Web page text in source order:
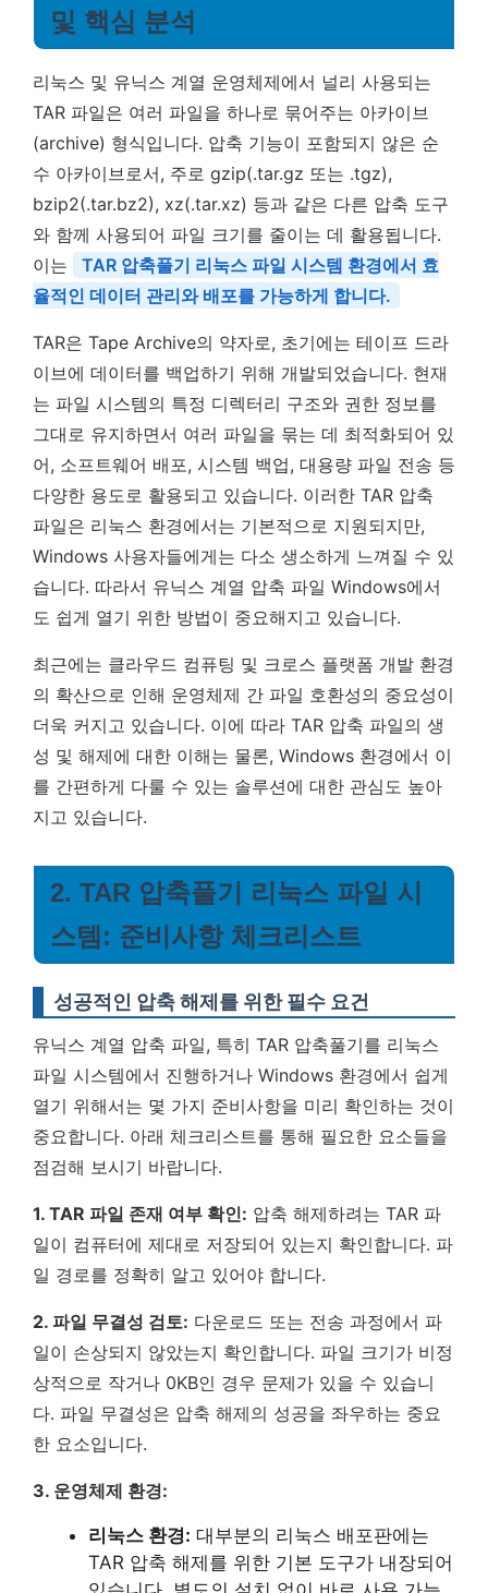
및 핵심 분석
리눅스 및 유닉스 계열 운영체제에서 널리 사용되는
TAR 파일은 여러 파일을 하나로 묶어주는 아카이브
(archive) 형식입니다. 압축 기능이 포함되지 않은 순
수 아카이브로서, 주로 gzip(.tar.gz 또는 .tgz),
bzip2(.tar.bz2), xz(.tar.xz) 등과 같은 다른 압축 도구
와 함께 사용되어 파일 크기를 줄이는 데 활용됩니다.
이는
TAR 압축풀기 리눅스 파일 시스템 환경에서 효
율적인 데이터 관리와 배포를 가능하게 합니다.
TAR은 Tape Archive의 약자로, 초기에는 테이프 드라
이브에 데이터를 백업하기 위해 개발되었습니다. 현재
는 파일 시스템의 특정 디렉터리 구조와 권한 정보를
그대로 유지하면서 여러 파일을 묶는 데 최적화되어 있
어, 소프트웨어 배포, 시스템 백업, 대용량 파일 전송 등
다양한 용도로 활용되고 있습니다. 이러한 TAR 압축
파일은 리눅스 환경에서는 기본적으로 지원되지만,
Windows 사용자들에게는 다소 생소하게 느껴질 수 있
습니다. 따라서 유닉스 계열 압축 파일 Windows에서
도 쉽게 열기 위한 방법이 중요해지고 있습니다.
최근에는 클라우드 컴퓨팅 및 크로스 플랫폼 개발 환경
의 확산으로 인해 운영체제 간 파일 호환성의 중요성이
더욱 커지고 있습니다. 이에 따라 TAR 압축 파일의 생
성 및 해제에 대한 이해는 물론, Windows 환경에서 이
를 간편하게 다룰 수 있는 솔루션에 대한 관심도 높아
지고 있습니다.
2. TAR 압축풀기 리눅스 파일 시
스템: 준비사항 체크리스트
성공적인 압축 해제를 위한 필수 요건
유닉스 계열 압축 파일, 특히 TAR 압축풀기를 리눅스
파일 시스템에서 진행하거나 Windows 환경에서 쉽게
열기 위해서는 몇 가지 준비사항을 미리 확인하는 것이
중요합니다. 아래 체크리스트를 통해 필요한 요소들을
점검해 보시기 바랍니다.
1. TAR 파일 존재 여부 확인: 압축 해제하려는 TAR 파
일이 컴퓨터에 제대로 저장되어 있는지 확인합니다. 파
일 경로를 정확히 알고 있어야 합니다.
2. 파일 무결성 검토: 다운로드 또는 전송 과정에서 파
일이 손상되지 않았는지 확인합니다. 파일 크기가 비정
상적으로 작거나 0KB인 경우 문제가 있을 수 있습니
다. 파일 무결성은 압축 해제의 성공을 좌우하는 중요
한 요소입니다.
3. 운영체제 환경:
리눅스 환경: 대부분의 리눅스 배포판에는
TAR 압축 해제를 위한 기본 도구가 내장되어